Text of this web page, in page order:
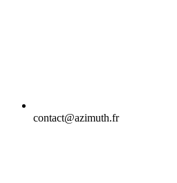
contact@azimuth.fr